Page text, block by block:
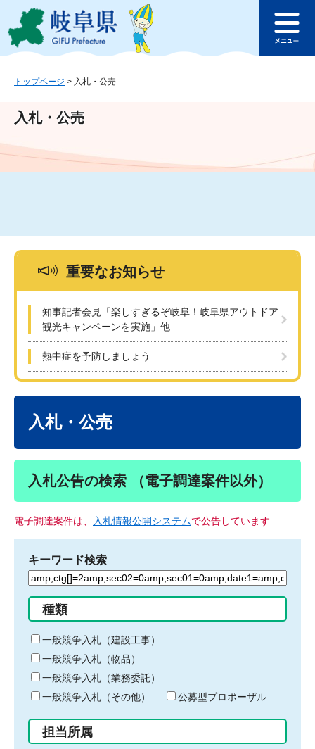
ジ
ュ
文
このページの本文へ
ュ
トップページ > 入札・公売
入札・公売
重要なお知らせ
知事記者会見「楽しすぎるぞ岐阜！岐阜県アウトドア
観光キャンペーンを実施」他
熱中症を予防しましょう
入札・公売
入札公告の検索 （電子調達案件以外）
電子調達案件は、 入札情報公開システムで公告しています
キーワード検索
検
る
キ
ー
ワ
ー
ド
入
力
種類
一般競争入札（建設工事）
一般競争入札（物品）
一般競争入札（業務委託）
一般競争入札（その他）
公募型プロポーザル
担当所属